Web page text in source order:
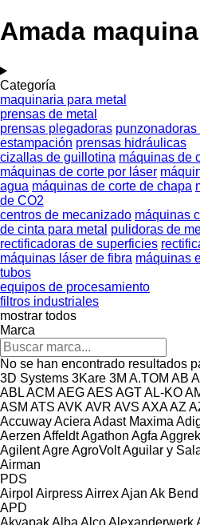
Amada
Categoría
maquinaria para metal
prensas de metal
prensas plegadoras punzonadoras
estampación prensas hidráulicas
cizallas de guillotina máquinas de
máquinas de corte por láser
agua máquinas de corte de chapa
de CO2
centros de mecanizado máquinas
de cinta para metal pulidoras de
rectificadoras de superficies
máquinas láser de fibra máquinas
tubos
equipos de procesamiento
filtros industriales
mostrar todos
Marca
No se han encontrado resultados
3D Systems 3Kare 3M A.TOM AB
ABLACM AEGAES AGTAL-KO
ASM ATS AVK AVR AVS AXAAZ
AccuwayAciera Adast Maxima
Aerzen AffeldtAgathon Agfa
AgilentAgreAgroVoltAguilar y
Airman
PDS
Airpol AirpressAirrexAjan Ak Bend
APD
AkyapakAlba AlcoAlexanderwerk